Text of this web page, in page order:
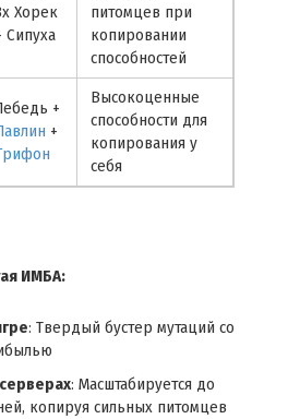
Хорек
Сипуха
питомцев при
копировании
способностей
+
+
Высокоценные
способности для
копирования у
себя
ИМБА:
: Твердый бустер мутаций со
: Масштабируется до
копируя сильных питомцев